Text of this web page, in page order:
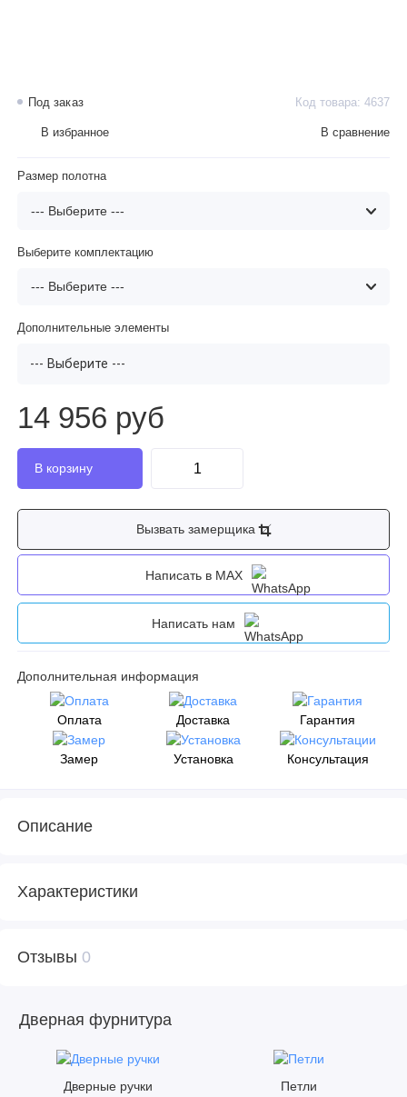
Под заказ Код товара: 4637
В избранное В сравнение
Размер полотна
Выберите комплектацию
Дополнительные элементы
--- Выберите ---
14 956 руб
Вызвать замерщика
Написать в MAX
Написать нам
Дополнительная информация
Оплата Доставка Гарантия
Замер Установка Консультация
Описание
Характеристики
Отзывы 0
Дверная фурнитура
Дверные ручки Петли